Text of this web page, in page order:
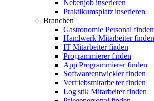
Nebenjob inserieren
Praktikumsplatz inserieren
Branchen
Gastronomie Personal finden
Handwerk Mitarbeiter finden
IT Mitarbeiter finden
Programmierer finden
App Programmierer finden
Softwareentwickler finden
Vertriebsmitarbeiter finden
Logistik Mitarbeiter finden